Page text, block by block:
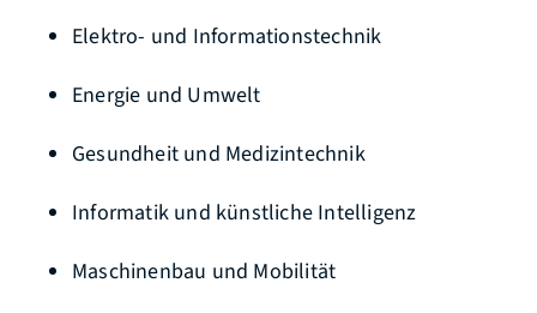
Elektro- und Informationstechnik
Energie und Umwelt
Gesundheit und Medizintechnik
Informatik und künstliche Intelligenz
Maschinenbau und Mobilität